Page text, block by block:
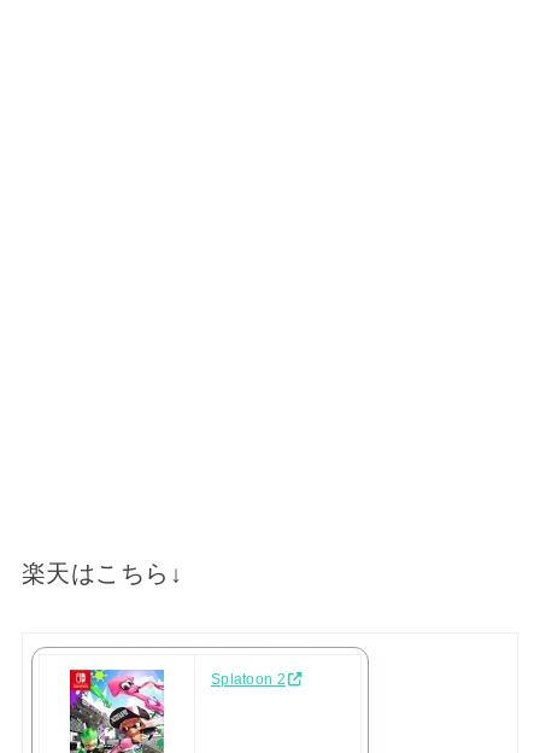
楽天はこちら↓
Splatoon 2